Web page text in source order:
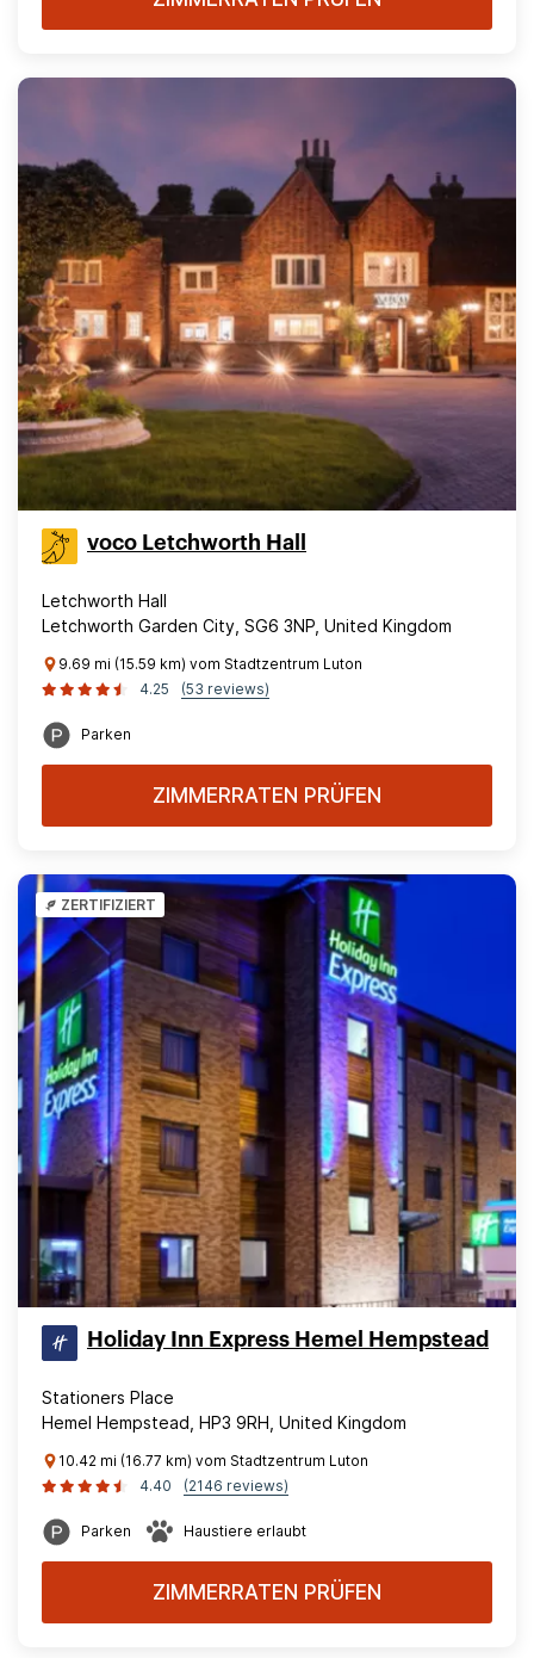
voco Letchworth Hall
Letchworth Hall
Letchworth Garden City, SG6 3NP, United Kingdom
9.69 mi (15.59 km) vom Stadtzentrum Luton
4.25
(53 reviews)
Parken
ZIMMERRATEN PRÜFEN
ZERTIFIZIERT
Holiday Inn Express Hemel Hempstead
Stationers Place
Hemel Hempstead, HP3 9RH, United Kingdom
10.42 mi (16.77 km) vom Stadtzentrum Luton
4.40
(2146 reviews)
Parken Haustiere erlaubt
ZIMMERRATEN PRÜFEN